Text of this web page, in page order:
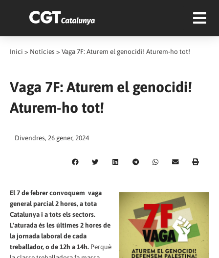
Inici > Notícies > Vaga 7F: Aturem el genocidi! Aturem-ho tot!
Vaga 7F: Aturem el genocidi!
Aturem-ho tot!
Divendres, 26 gener, 2024
El 7 de febrer convoquem vaga
general parcial 2 hores, a tota
Catalunya i a tots els sectors.
L'aturada és les últimes 2 hores de
la jornada laboral de cada
treballador, o de 12h a 14h. Perquè